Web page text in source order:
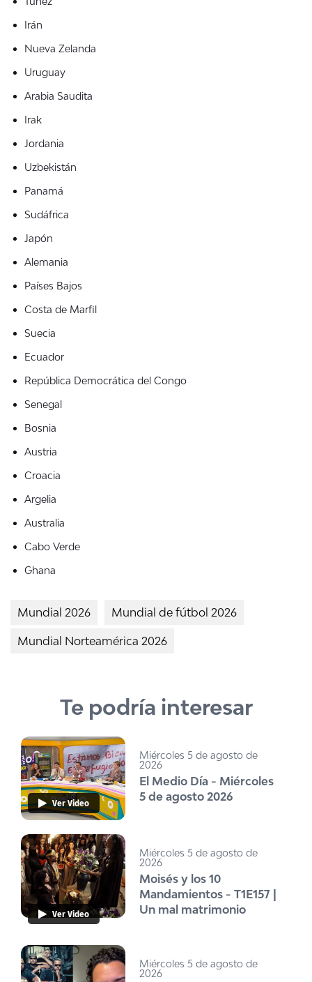
Irán
Nueva Zelanda
Uruguay
Arabia Saudita
Irak
Jordania
Uzbekistán
Panamá
Sudáfrica
Japón
Alemania
Países Bajos
Costa de Marfil
Suecia
Ecuador
República Democrática del Congo
Senegal
Bosnia
Austria
Croacia
Argelia
Australia
Cabo Verde
Ghana
Mundial 2026 Mundial de fútbol 2026
Mundial Norteamérica 2026
Te podría interesar
Ver Video
Miércoles 5 de agosto de
2026
El Medio Día - Miércoles
5 de agosto 2026
Ver Video
Miércoles 5 de agosto de
2026
Moisés y los 10
Mandamientos - T1E157 |
Un mal matrimonio
Miércoles 5 de agosto de
2026